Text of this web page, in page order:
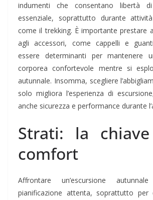
indumenti che consentano libertà
essenziale, soprattutto durante
come il trekking. È importante prestare
agli accessori, come cappelli e
essere determinanti per mantenere
corporea confortevole mentre si
autunnale. Insomma, scegliere
solo migliora l’esperienza di
anche sicurezza e performance durante
Strati: la
comfort
Affrontare un’escursione
pianificazione attenta, soprattutto per